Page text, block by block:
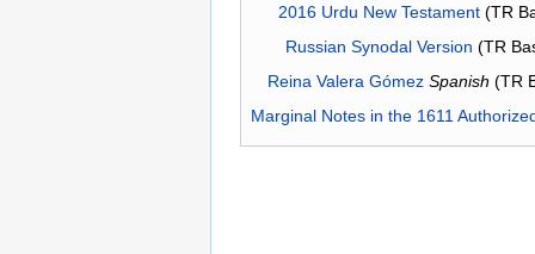
2016 Urdu New Testament(TR
Russian Synodal Version (TR
Reina Valera Gómez Spanish (TR
Marginal Notes in the 1611